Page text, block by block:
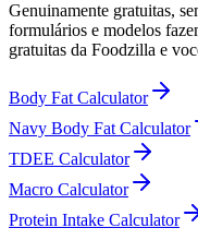
Genuinamente gratuitas,
formulários e modelos
gratuitas da Foodzilla e
Body Fat Calculator
Navy Body Fat Calculator
TDEE Calculator
Macro Calculator
Protein Intake Calculator